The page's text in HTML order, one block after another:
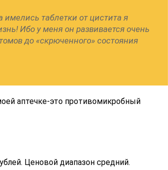
имелись таблетки от цистита я
Ибо у меня он развивается очень
до «скрюченного» состояния
аптечке-это противомикробный
Ценовой диапазон средний.